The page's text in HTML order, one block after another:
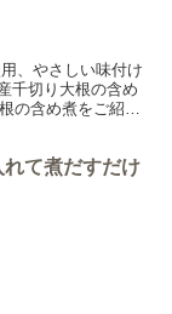
、やさしい味付け
千切り大根の含め
の含め煮をご紹介
て煮だすだけ